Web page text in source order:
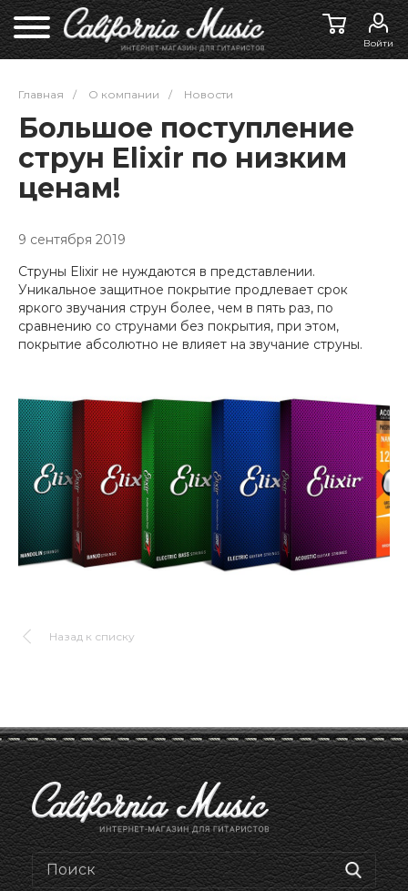
Войти
Главная / О компании / Новости
Большое поступление
струн Elixir по низким
ценам!
9 сентября 2019
Струны Elixir не нуждаются в представлении.
Уникальное защитное покрытие продлевает срок
яркого звучания струн более, чем в пять раз, по
сравнению со струнами без покрытия, при этом,
покрытие абсолютно не влияет на звучание струны.
Назад к списку